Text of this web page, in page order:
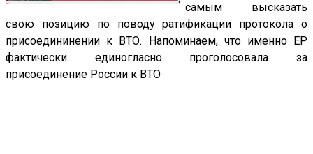
самым высказать
свою позицию по поводу ратификации протокола о
присоедининении к ВТО. Напоминаем, что именно ЕР
фактически единогласно проголосовала за
присоединение России к ВТО